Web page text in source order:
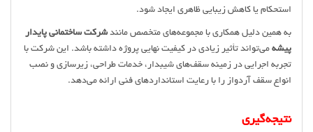
استحکام یا کاهش زیبایی ظاهری ایجاد شود.
به همین دلیل همکاری با مجموعه‌های متخصص مانند شرکت ساختمانی پایدار
پیشه می‌تواند تأثیر زیادی در کیفیت نهایی پروژه داشته باشد. این شرکت با
تجربه اجرایی در زمینه سقف‌های شیبدار، خدمات طراحی، زیرسازی و نصب
انواع سقف آردواز را با رعایت استانداردهای فنی ارائه می‌دهد.
نتیجه‌گیری